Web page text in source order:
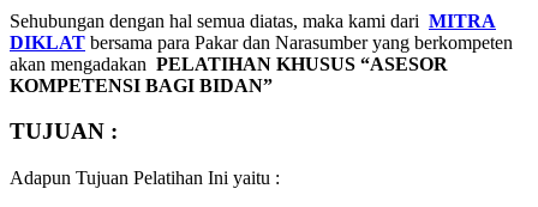
Sehubungan dengan hal semua diatas, maka kami dari MITRA
DIKLAT bersama para Pakar dan Narasumber yang berkompeten
akan mengadakan PELATIHAN KHUSUS “ASESOR
KOMPETENSI BAGI BIDAN”
TUJUAN :
Adapun Tujuan Pelatihan Ini yaitu :